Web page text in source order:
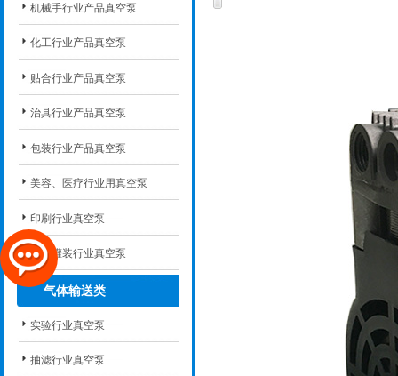
机械手行业产品真空泵
化工行业产品真空泵
贴合行业产品真空泵
治具行业产品真空泵
包装行业产品真空泵
美容、医疗行业用真空泵
印刷行业真空泵
脱泡灌装行业真空泵
气体输送类
实验行业真空泵
抽滤行业真空泵